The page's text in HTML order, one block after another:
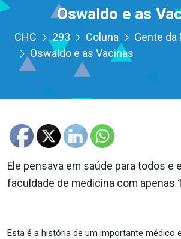
Oswaldo e as
CHC 293 Coluna
Gente
Oswaldo e as Vacinas
Ele pensava em saúde para todos e
faculdade de medicina com apenas
Esta é a história de um importante médico